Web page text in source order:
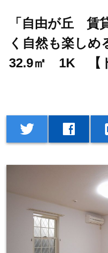
「自由が丘 賃
く自然も楽し
32.9㎡ 1K 【ド
twitter facebook